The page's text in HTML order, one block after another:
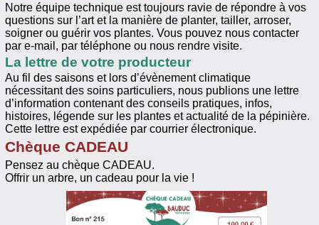
Notre équipe technique est toujours ravie de répondre à vos
questions sur l’art et la manière de planter, tailler, arroser,
soigner ou guérir vos plantes. Vous pouvez nous contacter
par e-mail, par téléphone ou nous rendre visite.
La lettre de votre producteur
Au fil des saisons et lors d’évènement climatique
nécessitant des soins particuliers, nous publions une lettre
d’information contenant des conseils pratiques, infos,
histoires, légende sur les plantes et actualité de la pépinière.
Cette lettre est expédiée par courrier électronique.
Chèque CADEAU
Pensez au chèque CADEAU.
Offrir un arbre, un cadeau pour la vie !